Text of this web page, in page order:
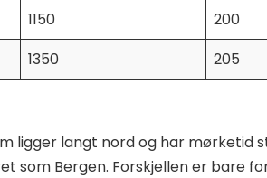
1150
200
1350 205
ligger langt nord og har mørketid
som Bergen. Forskjellen er bare